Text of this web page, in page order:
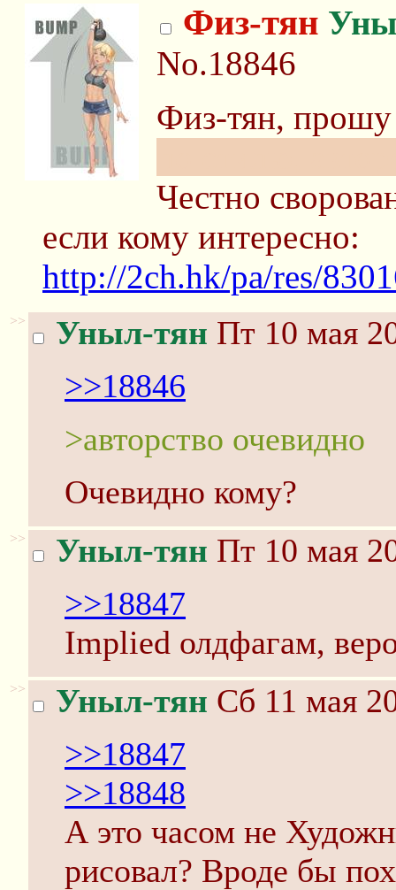
Физ-тян
No.18846
Физ-тян,
Честно
если кому интересно:
http://2ch.hk/pa/res/
>> Уныл-тян Пт 10 мая
>>18846
>авторство очевидно
Очевидно кому?
>> Уныл-тян Пт 10 мая
>>18847
Implied олдфагам,
>> Уныл-тян Сб 11 мая
>>18847
>>18848
А это часом не
рисовал? Вроде бы